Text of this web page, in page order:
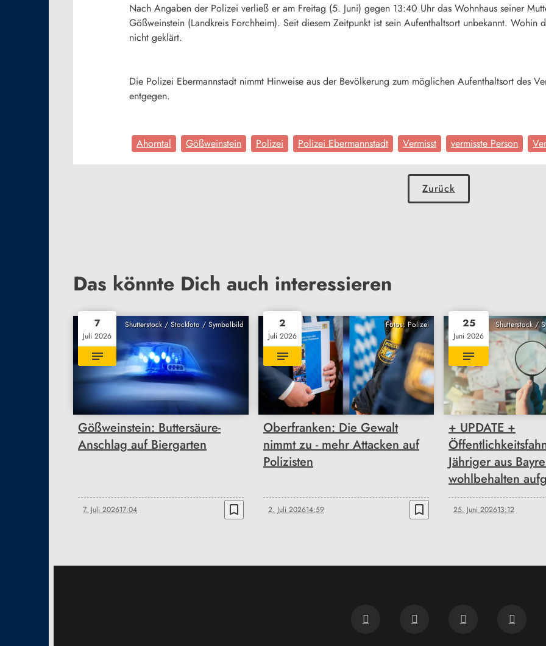
Nach Angaben der Polizei verließ er am Freitag (5. Juni) gegen 13:40 Uhr das Wohnhaus seiner
Gößweinstein (Landkreis Forchheim). Seit diesem Zeitpunkt ist sein Aufenthaltsort unbekannt.
nicht geklärt.
Die Polizei Ebermannstadt nimmt Hinweise aus der Bevölkerung zum möglichen Aufenthaltsort des
entgegen.
Ahorntal Gößweinstein Polizei Polizei Ebermannstadt Vermisst vermisste Person
Zurück
Das könnte Dich auch interessieren
Shutterstock / Stockfoto / Symbolbild
7
Juli 2026
Gößweinstein: Buttersäure-
Anschlag auf Biergarten
7. Juli 202617:04 bookmark_border
Fotos: Polizei
2
Juli 2026
Oberfranken: Die Gewalt
nimmt zu - mehr Attacken auf
Polizisten
2. Juli 202614:59 bookmark_border
Shutterstock /
25
Juni 2026
+ UPDATE +
Jähriger aus
wohlbehalten
25. Juni 202613:12